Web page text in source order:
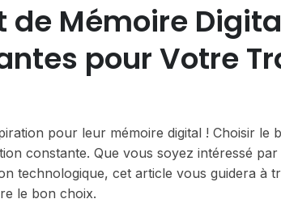
de Mémoire
pour Votre
pour leur mémoire digital ! Choisir le
constante. Que vous soyez intéressé par
technologique, cet article vous guidera à
le bon choix.